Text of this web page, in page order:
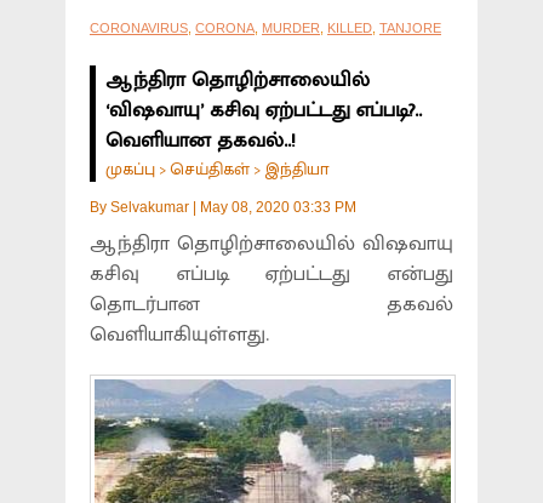
CORONAVIRUS, CORONA, MURDER, KILLED, TANJORE
ஆந்திரா தொழிற்சாலையில்
‘விஷவாயு’ கசிவு ஏற்பட்டது எப்படி?..
வெளியான தகவல்..!
முகப்பு >செய்திகள் > இந்தியா
By Selvakumar May 08, 2020 03:33 PM
ஆந்திரா தொழிற்சாலையில் விஷவாயு
கசிவு எப்படி ஏற்பட்டது என்பது
தொடர்பான தகவல்
வெளியாகியுள்ளது.